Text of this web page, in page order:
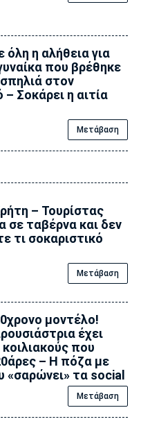
η αλήθεια για
που βρέθηκε
στον
Σοκάρει η αιτία
Μετάβαση
– Τουρίστας
σε ταβέρνα και δεν
τι σοκαριστικό
Μετάβαση
μοντέλο!
έχει
που
– Η πόζα με
«σαρώνει» τα social
Μετάβαση